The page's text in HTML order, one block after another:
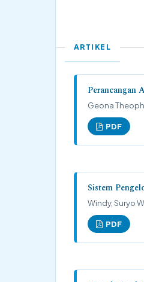
ARTIKEL
Perancangan
Geona
PDF
Sistem
Windy, Suryo
PDF